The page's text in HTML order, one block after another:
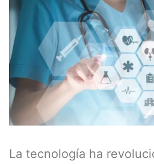
La tecnología ha